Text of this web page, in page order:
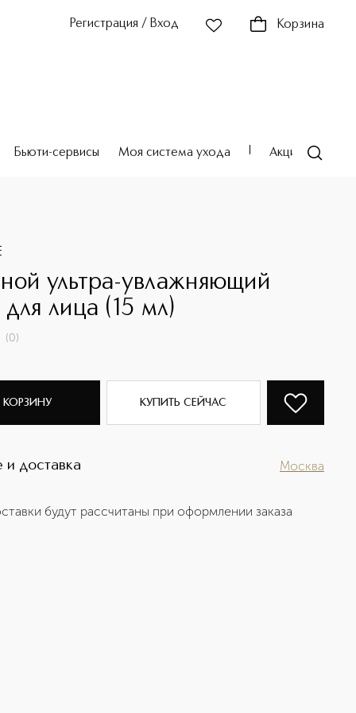
Регистрация / Вход Корзина
Бьюти-сервисы Моя система ухода Акции
ультра-увлажняющий
лица (15 мл)
(0)
КОРЗИНУ КУПИТЬ СЕЙЧАС
и доставка Москва
будут рассчитаны при оформлении заказа